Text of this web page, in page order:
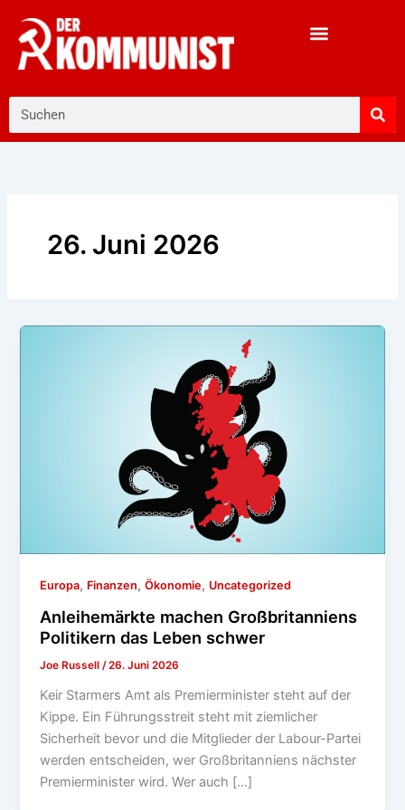
Inhalt
springen
26. Juni 2026
Europa, Finanzen,Ökonomie, Uncategorized
Anleihemärkte machen Großbritanniens
Politikern das Leben schwer
Joe Russell/26. Juni 2026
Keir Starmers Amt als Premierminister steht auf der
Kippe. Ein Führungsstreit steht mit ziemlicher
Sicherheit bevor und die Mitglieder der Labour-Partei
werden entscheiden, wer Großbritanniens nächster
Premierminister wird. Wer auch […]